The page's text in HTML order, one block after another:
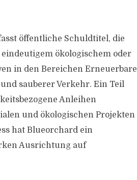
öffentliche Schuldtitel, die
ökologischem oder
in den Bereichen Erneuerbare
sauberer Verkehr. Ein Teil
Anleihen
und ökologischen Projekten
hat Blueorchard ein
Ausrichtung auf